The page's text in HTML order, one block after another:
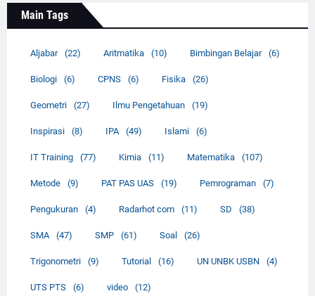
Main Tags
Aljabar (22) Aritmatika (10) Bimbingan Belajar (6)
Biologi (6) CPNS (6) Fisika (26)
Geometri (27) Ilmu Pengetahuan (19)
Inspirasi (8) IPA (49) Islami (6)
IT Training (77) Kimia (11) Matematika (107)
Metode (9) PAT PAS UAS (19) Pemrograman (7)
Pengukuran (4) Radarhot com (11) SD (38)
SMA (47) SMP (61) Soal (26)
Trigonometri (9) Tutorial (16) UN UNBK USBN (4)
UTS PTS (6) video (12)